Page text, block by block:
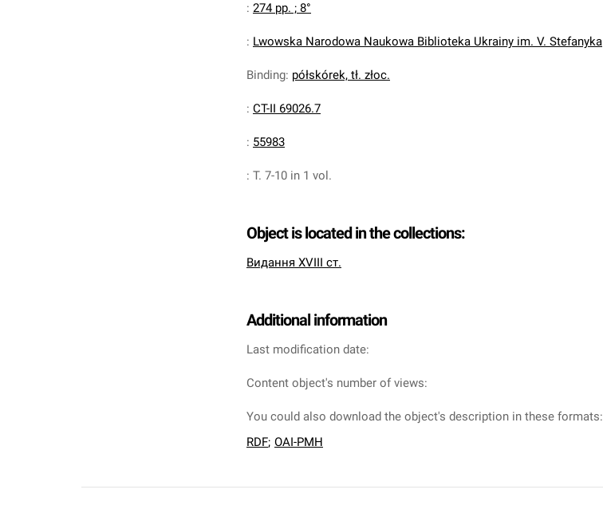
: 274 pp. ; 8°
: Lwowska Narodowa Naukowa Biblioteka Ukrainy im. V. Stefanyka
Binding: półskórek, tł. złoc.
: CT-II 69026.7
: 55983
: T. 7-10 in 1 vol.
Object is located in the collections:
Видання XVIII ст.
Additional information
Last modification date:
Content object's number of views:
You could also download the object's description in these formats:
RDF; OAI-PMH